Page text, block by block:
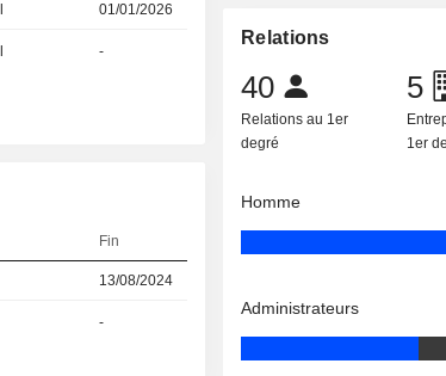
01/01/2026
-
Fin
13/08/2024
-
Relations
40
Relations au 1er
degré
5
1er
Homme
Administrateurs